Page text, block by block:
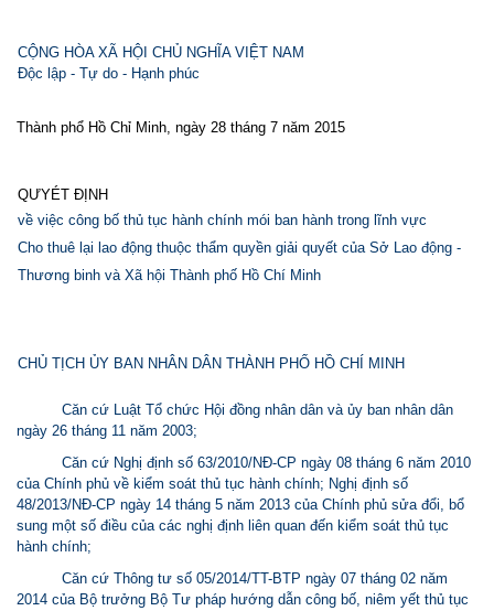
CỘNG HÒA XÃ HỘI CHỦ NGHĨA VIỆT NAM
Độc lập - Tự do - Hạnh phúc
Thành phổ Hồ Chỉ Minh, ngày 28 tháng 7 năm 2015
QƯYÉT ĐỊNH
về việc công bố thủ tục hành chính mói ban hành trong lĩnh vực
Cho thuê lại lao động thuộc thẩm quyền giải quyết của Sở Lao động -
Thương binh và Xã hội Thành phố Hồ Chí Minh
CHỦ TỊCH ỦY BAN NHÂN DÂN THÀNH PHỐ HỒ CHÍ MINH
Căn cứ Luật Tổ chức Hội đồng nhân dân và ủy ban nhân dân
ngày 26 tháng 11 năm 2003;
Căn cứ Nghị định số 63/2010/NĐ-CP ngày 08 tháng 6 năm 2010
của Chính phủ về kiểm soát thủ tục hành chính; Nghị định số
48/2013/NĐ-CP ngày 14 tháng 5 năm 2013 của Chính phủ sửa đổi, bổ
sung một số điều của các nghị định liên quan đến kiểm soát thủ tục
hành chính;
Căn cứ Thông tư số 05/2014/TT-BTP ngày 07 tháng 02 năm
2014 của Bộ trưởng Bộ Tư pháp hướng dẫn công bố, niêm yết thủ tục